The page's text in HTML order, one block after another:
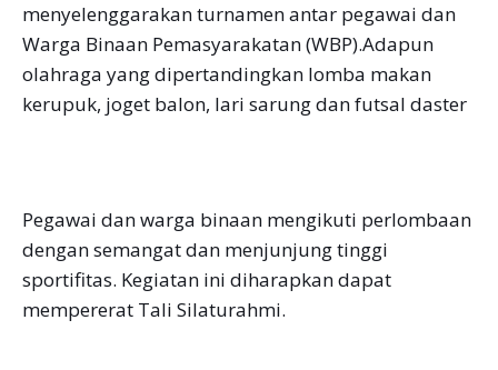
menyelenggarakan turnamen antar pegawai dan
Warga Binaan Pemasyarakatan (WBP).Adapun
olahraga yang dipertandingkan lomba makan
kerupuk, joget balon, lari sarung dan futsal daster
Pegawai dan warga binaan mengikuti perlombaan
dengan semangat dan menjunjung tinggi
sportifitas. Kegiatan ini diharapkan dapat
mempererat Tali Silaturahmi.